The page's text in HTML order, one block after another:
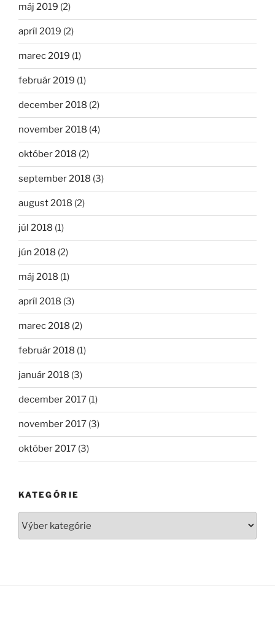
máj 2019 (2)
apríl 2019 (2)
marec 2019 (1)
február 2019 (1)
december 2018 (2)
november 2018 (4)
október 2018 (2)
september 2018 (3)
august 2018 (2)
júl 2018 (1)
jún 2018 (2)
máj 2018 (1)
apríl 2018 (3)
marec 2018 (2)
február 2018 (1)
január 2018 (3)
december 2017 (1)
november 2017 (3)
október 2017 (3)
KATEGÓRIE